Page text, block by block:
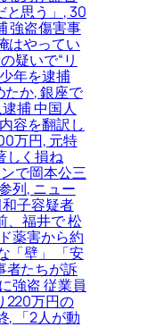
と思う」, 30
強盗傷害事
はやってい
疑いで“リ
年を逮捕
たか, 銀座で
捕 中国人
容を翻訳し
万円, 元特
しく損ね
で岡本公三
列, ニュー
子容疑者
、福井で 松
薬害から約
「壁」 「安
者たちが訴
強盗 従業員
220万円の
, 「2人が動